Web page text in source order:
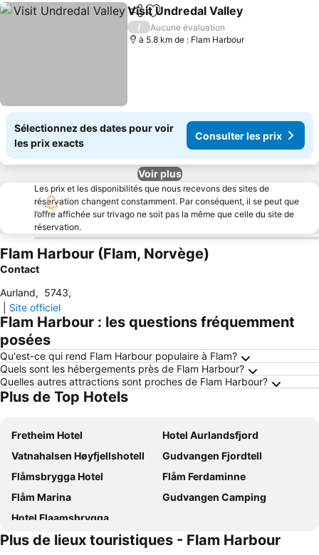
PartagerAjouter à mes favoris
Visit Undredal Valley
/
Aucune évaluation
à 5.8 km de : Flam Harbour
Sélectionnez des dates pour voir
les prix exacts
Consulter les prix
Voir plus
Les prix et les disponibilités que nous recevons des sites de
réservation changent constamment. Par conséquent, il se peut que
l’offre affichée sur trivago ne soit pas la même que celle du site de
réservation.
Flam Harbour (Flam, Norvège)
Contact
Aurland, 5743,
Site officiel
Flam Harbour : les questions fréquemment
posées
Qu'est-ce qui rend Flam Harbour populaire à Flam?
Quels sont les hébergements près de Flam Harbour?
Quelles autres attractions sont proches de Flam Harbour?
Plus de Top Hotels
Fretheim Hotel
Hotel Aurlandsfjord
Vatnahalsen Høyfjellshotell
Gudvangen Fjordtell
Flåmsbrygga Hotel
Flåm Ferdaminne
Flåm Marina
Gudvangen Camping
Hotel Flaamsbrygga
Plus de lieux touristiques - Flam Harbour